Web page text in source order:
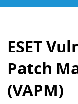
ESET
Patch
(VAPM)